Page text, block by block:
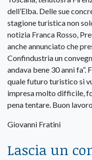
dell’Elba. Delle sue
stagione turistica non
notizia Franca Rosso,
anche annunciato che
Confindustria un
andava bene 30 anni fa”.
quale futuro turistico si
impresa molto difficile,
pena tentare. Buon
Giovanni Fratini
Lascia un